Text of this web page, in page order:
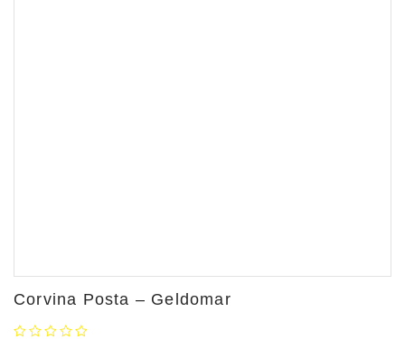
Corvina Posta – Geldomar